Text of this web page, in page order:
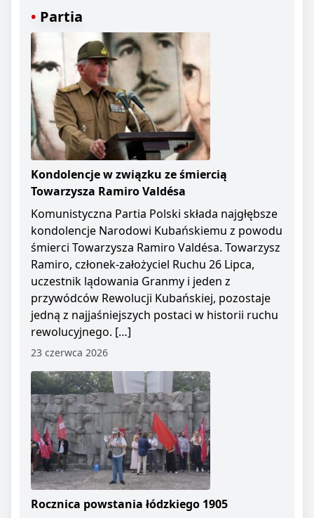
Partia
Kondolencje w związku ze śmiercią
Towarzysza Ramiro Valdésa
Komunistyczna Partia Polski składa najgłębsze
kondolencje Narodowi Kubańskiemu z powodu
śmierci Towarzysza Ramiro Valdésa. Towarzysz
Ramiro, członek-założyciel Ruchu 26 Lipca,
uczestnik lądowania Granmy i jeden z
przywódców Rewolucji Kubańskiej, pozostaje
jedną z najjaśniejszych postaci w historii ruchu
rewolucyjnego. […]
23 czerwca 2026
Rocznica powstania łódzkiego 1905